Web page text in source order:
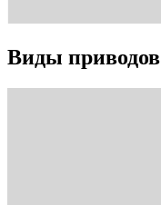
Виды приводов